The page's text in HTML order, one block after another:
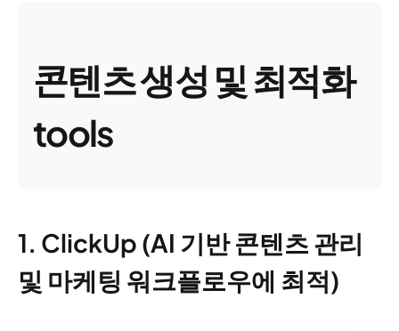
콘텐츠 생성 및 최적화
tools
1. ClickUp (AI 기반 콘텐츠 관리
및 마케팅 워크플로우에 최적)